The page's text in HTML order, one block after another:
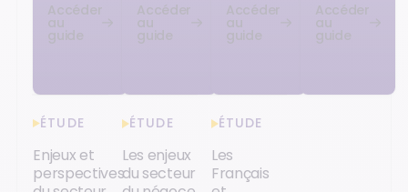
Accéder
au
guide
Accéder
au
guide
Accéder
au
guide
Accéder
au
guide
ÉTUDE
Enjeux et
perspectives
ÉTUDE
Les enjeux
du secteur
ÉTUDE
Les
Français